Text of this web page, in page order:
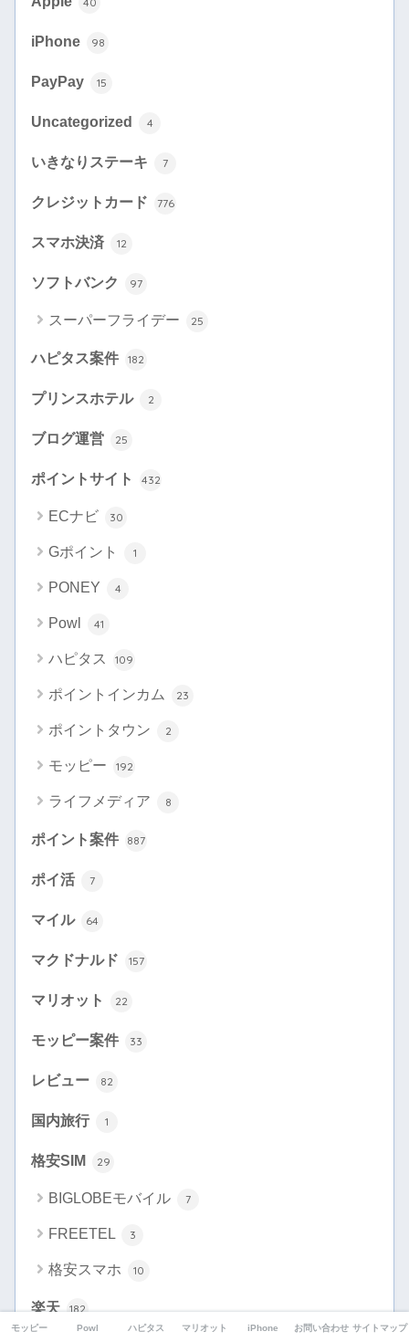
iPhone 98
PayPay 15
Uncategorized 4
いきなりステーキ 7
クレジットカード 776
スマホ決済 12
ソフトバンク 97
スーパーフライデー 25
ハピタス案件 182
プリンスホテル 2
ブログ運営 25
ポイントサイト 432
ECナビ 30
Gポイント 1
PONEY 4
Powl 41
ハピタス 109
ポイントインカム 23
ポイントタウン 2
モッピー 192
ライフメディア 8
ポイント案件 887
ポイ活 7
マイル 64
マクドナルド 157
マリオット 22
モッピー案件 33
レビュー 82
国内旅行 1
格安SIM 29
BIGLOBEモバイル 7
FREETEL 3
格安スマホ 10
楽天 182
モッピー Powl ハピタス マリオット iPhone お問い合わせ サイトマップ